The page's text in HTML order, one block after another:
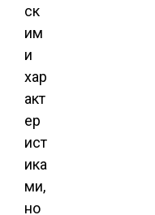
ск
им
и
хар
акт
ер
ист
ика
ми,
но